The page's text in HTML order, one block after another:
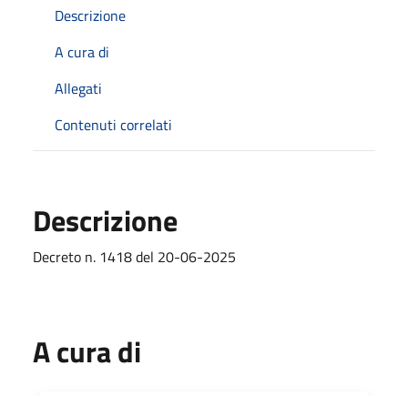
Descrizione
A cura di
Allegati
Contenuti correlati
Descrizione
Decreto n. 1418 del 20-06-2025
A cura di